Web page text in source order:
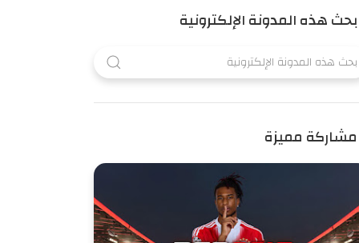
بحث هذه المدونة الإلكترونية
مشاركة مميزة